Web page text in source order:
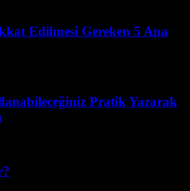
Edilmesi Gereken 5 Ana
Pratik Yazarak